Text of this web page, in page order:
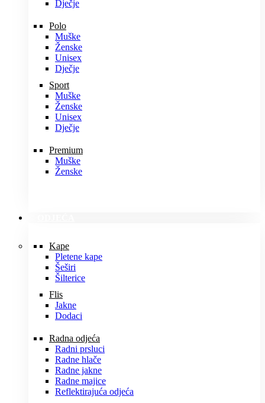
Dječje
Polo
Muške
Ženske
Unisex
Dječje
Sport
Muške
Ženske
Unisex
Dječje
Premium
Muške
Ženske
Kape
Pletene kape
Šeširi
Šilterice
Flis
Jakne
Dodaci
Radna odjeća
Radni prsluci
Radne hlače
Radne jakne
Radne majice
Reflektirajuća odjeća